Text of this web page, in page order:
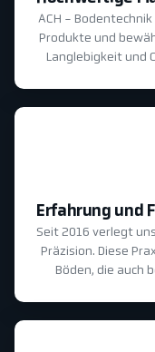
ACH -
Produkte und
Langlebigkeit und
Erfahrung und
Seit 2016 verlegt
Präzision. Diese
Böden, die auch